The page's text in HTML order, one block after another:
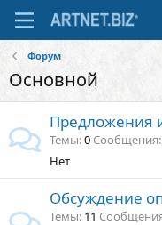
Форум
Основной
Предложения
Темы 0 Сообщения
Нет
Обсуждение
Темы 11